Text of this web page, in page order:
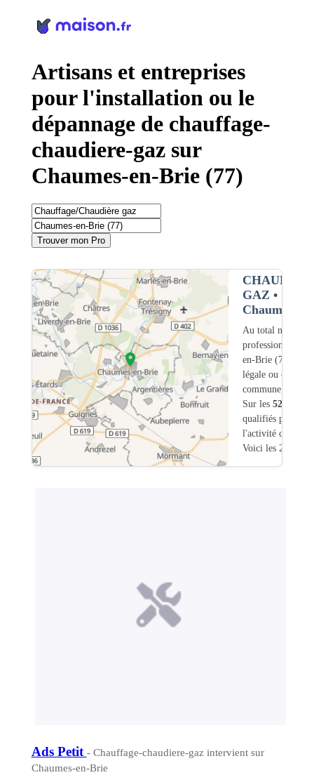
Artisans et entreprises
pour l'installation ou le
dépannage de chauffage-
chaudiere-gaz sur
Chaumes-en-Brie (77)
Trouver mon Pro
GAZ •
Chaumes-
Au total nous
professionnels
en-Brie (77) dont
légale ou
commune.
Sur les 52
qualifiés pour
l'activité
Voici les 20
Ads Petit - Chauffage-chaudiere-gaz intervient sur
Chaumes-en-Brie